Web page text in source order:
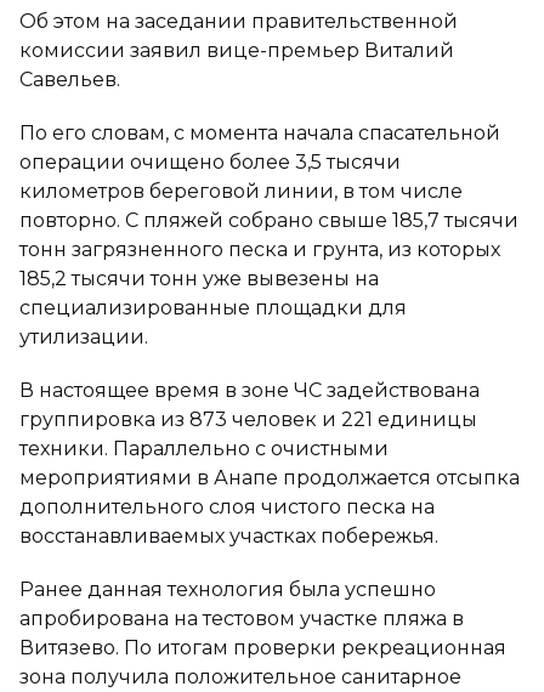
Об этом на заседании правительственной
комиссии заявил вице-премьер Виталий
Савельев.
По его словам, с момента начала спасательной
операции очищено более 3,5 тысячи
километров береговой линии, в том числе
повторно. С пляжей собрано свыше 185,7 тысячи
тонн загрязненного песка и грунта, из которых
185,2 тысячи тонн уже вывезены на
специализированные площадки для
утилизации.
В настоящее время в зоне ЧС задействована
группировка из 873 человек и 221 единицы
техники. Параллельно с очистными
мероприятиями в Анапе продолжается отсыпка
дополнительного слоя чистого песка на
восстанавливаемых участках побережья.
Ранее данная технология была успешно
апробирована на тестовом участке пляжа в
Витязево. По итогам проверки рекреационная
зона получила положительное санитарное